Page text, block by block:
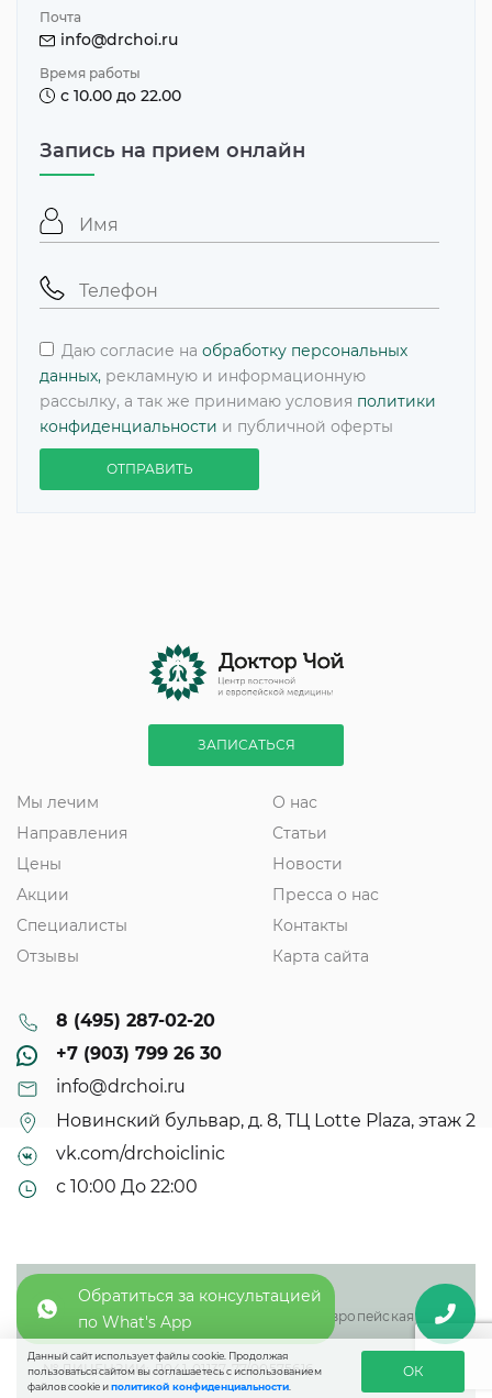
Данный сайт использует файлы cookie. Продолжая
пользоваться сайтом вы соглашаетесь с использованием
файлов cookie иполитикой конфиденциальности
ОК
Запись на прием онлайн
Даю согласие на обработку персональных
данных, рекламную и информационную
рассылку, а так же принимаю условия политики
конфиденциальности и публичной оферты
ОТПРАВИТЬ
Почта
info@drchoi.ru
Время работы
с 10.00 до 22.00
ЗАПИСАТЬСЯ
Мы лечим
Направления
Цены
Акции
Специалисты
Отзывы
О нас
Статьи
Новости
Пресса о нас
Контакты
Карта сайта
8 (495) 287-02-20
+7 (903) 799 26 30
info@drchoi.ru
Новинский бульвар, д. 8, ТЦ Lotte Plaza, этаж 2
vk.com/drchoiclinic
с 10:00 До 22:00
© 2013 - 2025
ООО «Доктор Чой плюс» - восточная и европейская
№ ЛИЦЕНЗИИ: Л041-01137-77/00575616
Обратиться за консультацией
по What's App